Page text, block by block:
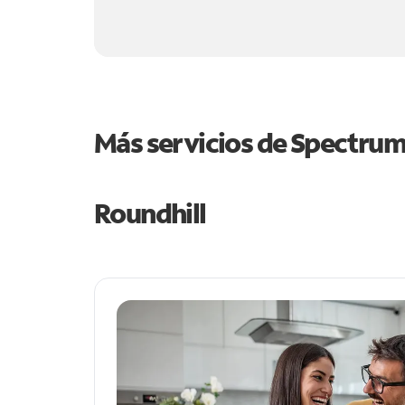
Más servicios de
Roundhill